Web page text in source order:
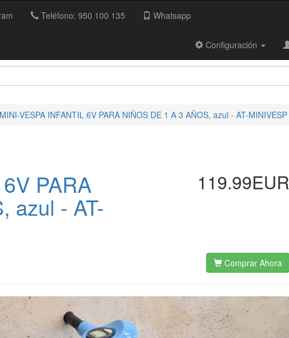
Teléfono: 950 100 135 Whatsapp
Configuración
MINI-VESPA INFANTIL 6V PARA NIÑOS DE 1 A 3 AÑOS, azul - AT-MINIVESP
PARA
azul - AT-
119.99EUR
Comprar Ahora